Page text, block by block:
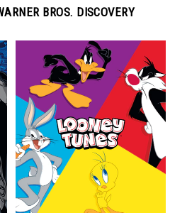
BROS. DISCOVERY